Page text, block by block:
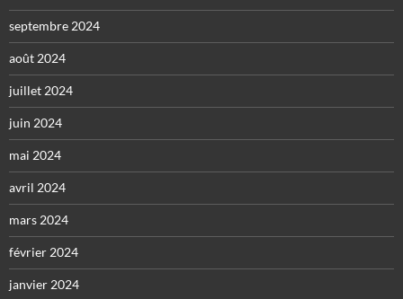
septembre 2024
août 2024
juillet 2024
juin 2024
mai 2024
avril 2024
mars 2024
février 2024
janvier 2024